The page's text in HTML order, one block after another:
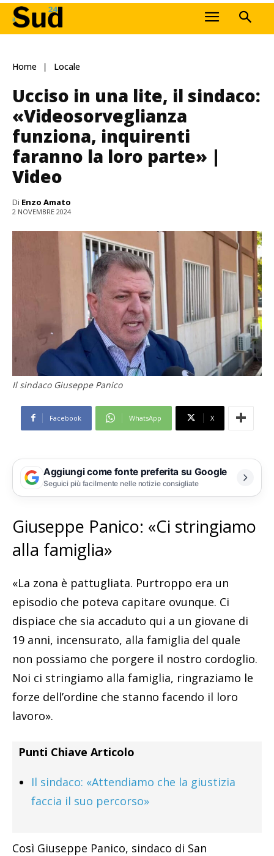
Home Locale
Ucciso in una lite, il sindaco:
«Videosorveglianza
funziona, inquirenti
faranno la loro parte» |
Video
Di Enzo Amato
2 NOVEMBRE 2024
Il sindaco Giuseppe Panico
Facebook WhatsApp X
Aggiungi come fonte preferita su Google
Seguici più facilmente nelle notizie consigliate
Giuseppe Panico: «Ci stringiamo
alla famiglia»
«La zona è pattugliata. Purtroppo era un
episodio che poteva capitare ovunque. Ci
dispiace che sia accaduto qui a un giovane di
19 anni, incensurato, alla famiglia del quale
non possiamo che porgere il nostro cordoglio.
Noi ci stringiamo alla famiglia, ringraziamo le
forze dell’ordine che stanno facendo il loro
lavoro».
Punti Chiave Articolo
Il sindaco: «Attendiamo che la giustizia
faccia il suo percorso»
Così Giuseppe Panico, sindaco di San